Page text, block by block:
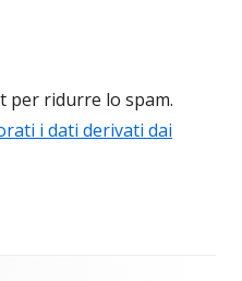
per ridurre lo spam.
i dati derivati dai